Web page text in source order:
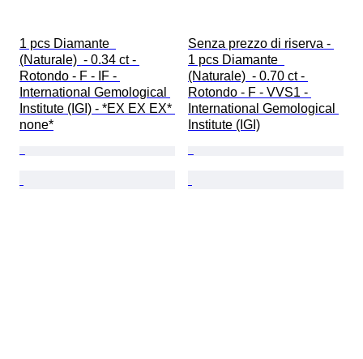
1 pcs Diamante
(Naturale)  - 0.34 ct -
Rotondo - F - IF -
International Gemological
Institute (IGI) - *EX EX EX*
none*
Senza prezzo di riserva -
1 pcs Diamante
(Naturale)  - 0.70 ct -
Rotondo - F - VVS1 -
International Gemological
Institute (IGI)